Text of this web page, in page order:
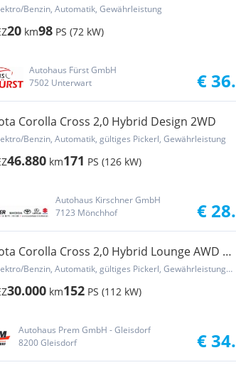
Benzin, Automatik, Gewährleistung
20 km98 PS (72 kW)
Autohaus Fürst GmbH
7502 Unterwart
€
Corolla Cross 2,0 Hybrid Design 2WD
Benzin, Automatik, gültiges Pickerl, Gewährleistung
46.880 km171 PS (126 kW)
Autohaus Kirschner GmbH
7123 Mönchhof
€
Corolla Cross 2,0 Hybrid Lounge AWD /
Hybrid Elektro/Benzin, Automatik, gültiges Pickerl, Gewährleistung, Garantie
30.000 km152 PS (112 kW)
Autohaus Prem GmbH - Gleisdorf
8200 Gleisdorf
€